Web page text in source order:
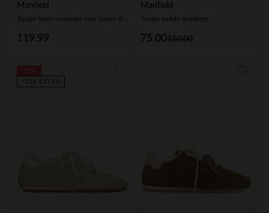
Manfield
119.99
Manfield
Taupe suède sneakers
150.00
75.00
-10% EXTRA